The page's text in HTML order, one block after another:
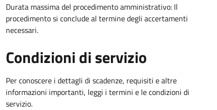
Durata massima del procedimento amministrativo: Il
procedimento si conclude al termine degli accertamenti
necessari.
Condizioni di servizio
Per conoscere i dettagli di scadenze, requisiti e altre
informazioni importanti, leggi i termini e le condizioni di
servizio.